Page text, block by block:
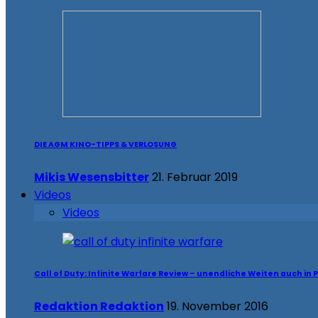
DIE AGM KINO-TIPPS & VERLOSUNG
Mikis Wesensbitter21. Februar 2019
Videos
Videos
Call of Duty: Infinite Warfare Review – unendliche Weiten auch in
Redaktion Redaktion 19. November 2016